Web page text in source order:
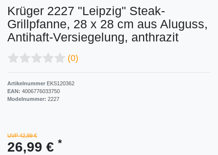
Krüger 2227 "Leipzig" Steak-
Grillpfanne, 28 x 28 cm aus Aluguss,
Antihaft-Versiegelung, anthrazit
(0)
Artikelnummer EKS120362
EAN: 4006776033750
Modelnummer: 2227
UVP 42,99 €
26,99 € *